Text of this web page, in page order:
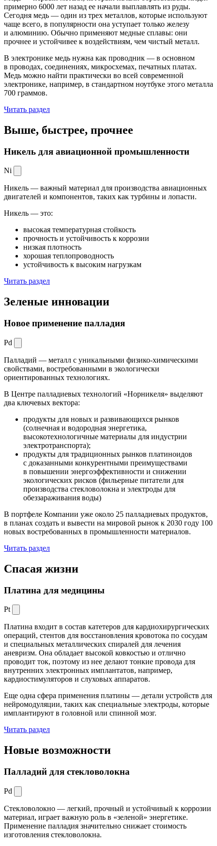
примерно 6000 лет назад ее начали выплавлять из руды.
Сегодня медь — один из трех металлов, которые используют
чаще всего, в популярности она уступает только железу
и алюминию. Обычно применяют медные сплавы: они
прочнее и устойчивее к воздействиям, чем чистый металл.
В электронике медь нужна как проводник — в основном
в проводах, соединениях, микросхемах, печатных платах.
Медь можно найти практически во всей современной
электронике, например, в стандартном ноутбуке этого металла
700 граммов.
Читать раздел
Выше, быстрее, прочнее
Никель для авиационной промышленности
Ni
Никель — важный материал для производства авиационных
двигателей и компонентов, таких как турбины и лопасти.
Никель — это:
высокая температурная стойкость
прочность и устойчивость к коррозии
низкая плотность
хорошая теплопроводность
устойчивость к высоким нагрузкам
Читать раздел
Зеленые инновации
Новое применение палладия
Pd
Палладий — металл с уникальными физико-химическими
свойствами, востребованными в экологически
ориентированных технологиях.
В Центре палладиевых технологий «Норникеля» выделяют
два ключевых вектора:
продукты для новых и развивающихся рынков
(солнечная и водородная энергетика,
высокотехнологичные материалы для индустрии
электротранспорта);
продукты для традиционных рынков платиноидов
с доказанными конкурентными преимуществами
в повышении энергоэффективности и снижении
экологических рисков (фильерные питатели для
производства стекловолокна и электроды для
обеззараживания воды)
В портфеле Компании уже около 25 палладиевых продуктов,
в планах создать и вывести на мировой рынок к 2030 году 100
новых востребованных в промышленности материалов.
Читать раздел
Спасая жизни
Платина для медицины
Pt
Платина входит в состав катетеров для кардиохирургических
операций, стентов для восстановления кровотока по сосудам
и специальных металлических спиралей для лечения
аневризм. Она обладает высокой ковкостью и отлично
проводит ток, поэтому из нее делают тонкие провода для
внутренних электронных имплантатов, например,
кардиостимуляторов и слуховых аппаратов.
Еще одна сфера применения платины — детали устройств для
нейромодуляции, таких как специальные электроды, которые
имплантируют в головной или спинной мозг.
Читать раздел
Новые возможности
Палладий для стекловолокна
Pd
Стекловолокно — легкий, прочный и устойчивый к коррозии
материал, играет важную роль в «зеленой» энергетике.
Применение палладия значительно снижает стоимость
изготовления стекловолокна.